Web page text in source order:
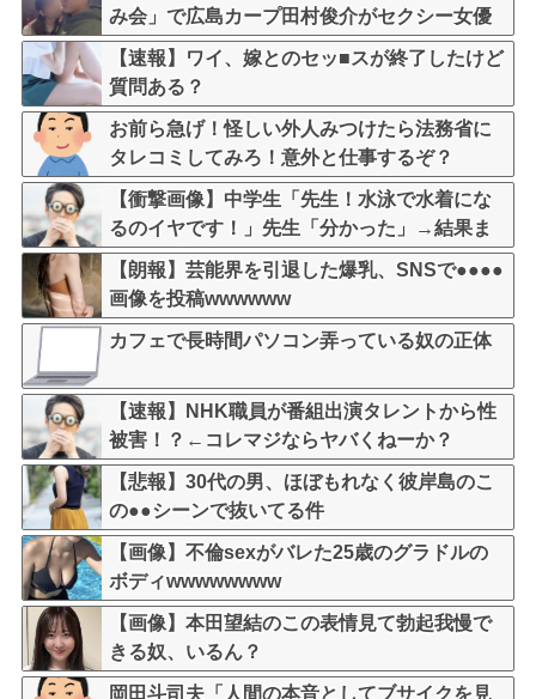
み会」で広島カープ田村俊介がセクシー女優
と寸止めキスｗｗｗ
【速報】ワイ、嫁とのセッ■スが終了したけど
質問ある？
お前ら急げ！怪しい外人みつけたら法務省に
タレコミしてみろ！意外と仕事するぞ？
【衝撃画像】中学生「先生！水泳で水着にな
るのイヤです！」先生「分かった」→結果ま
さかの『こう』なってしまうw w w w w w w
【朗報】芸能界を引退した爆乳、SNSで●●●●
画像を投稿wwwwww
カフェで長時間パソコン弄っている奴の正体
【速報】NHK職員が番組出演タレントから性
被害！？←コレマジならヤバくねーか？
【悲報】30代の男、ほぼもれなく彼岸島のこ
の●●シーンで抜いてる件
【画像】不倫sexがバレた25歳のグラドルの
ボディwwwwwwww
【画像】本田望結のこの表情見て勃起我慢で
きる奴、いるん？
岡田斗司夫「人間の本音としてブサイクを見